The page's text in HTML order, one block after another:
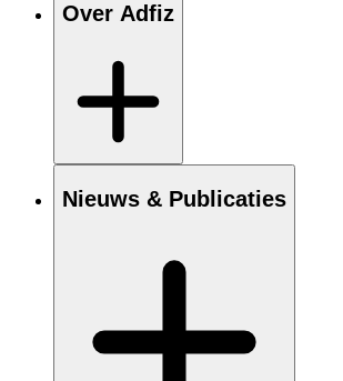
Over Adfiz
Nieuws & Publicaties